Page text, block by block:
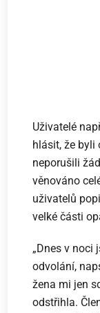
Uživatelé
hlásit, že byli
neporušili
věnováno
uživatelů
velké části
„Dnes v noci
odvolání,
žena mi jen
odstřihla.